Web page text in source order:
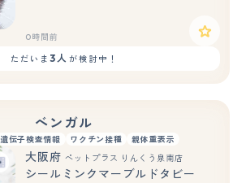
0時間前
ただいま3人 が検討中！
ベンガル
遺伝子検査情報 ワクチン接種 親体重表示
大阪府 ペットプラス りんくう泉南店
シールミンクマーブルドタビー